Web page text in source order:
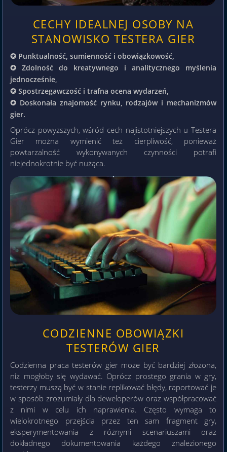
CECHY IDEALNEJ OSOBY NA
STANOWISKO TESTERA GIER
✪ Punktualność, sumienność i obowiązkowość,
✪ Zdolność do kreatywnego i analitycznego myślenia
jednocześnie,
✪ Spostrzegawczość i trafna ocena wydarzeń,
✪ Doskonała znajomość rynku, rodzajów i mechanizmów
gier.
Oprócz powyższych, wśród cech najistotniejszych u Testera
Gier można wymienić też cierpliwość, ponieważ
powtarzalność wykonywanych czynności potrafi
niejednokrotnie być nużąca.
CODZIENNE OBOWIĄZKI
TESTERÓW GIER
Codzienna praca testerów gier może być bardziej złożona,
niż mogłoby się wydawać. Oprócz prostego grania w gry,
testerzy muszą być w stanie replikować błędy, raportować je
w sposób zrozumiały dla deweloperów oraz współpracować
z nimi w celu ich naprawienia. Często wymaga to
wielokrotnego przejścia przez ten sam fragment gry,
eksperymentowania z różnymi scenariuszami oraz
dokładnego dokumentowania każdego znalezionego